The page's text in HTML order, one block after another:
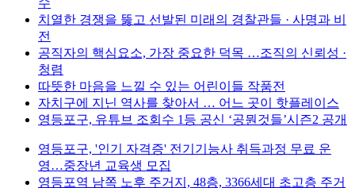
치열한 경쟁을 뚫고 선발된 미래의 경찰관들 · 사명과 비
전
공직자의 핵심요소, 가장 중요한 덕목 …조직의 신뢰성 ·
청렴
따뜻한 마음을 느낄 수 있는 어린이들 작품전
자치구에 지닌 역사를 찾아서 … 어느 곳이 핫플레이스
영등포구, 유튜브 조회수 1등 공신 ‘공뭔것들’시즌2 공개
영등포구, '인기 자격증' 전기기능사 취득과정 무료 운
영…중장년 교육생 모집
영등포역 남쪽 노후 주거지, 48층, 3366세대 초고층 주거